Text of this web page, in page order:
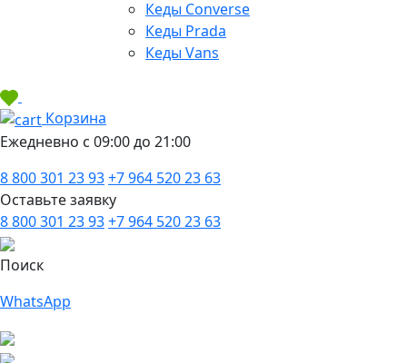
Кеды Converse
Кеды Prada
Кеды Vans
Корзина
Ежедневно с 09:00 до 21:00
8 800 301 23 93+7 964 520 23 63
Оставьте заявку
8 800 301 23 93+7 964 520 23 63
Поиск
WhatsApp